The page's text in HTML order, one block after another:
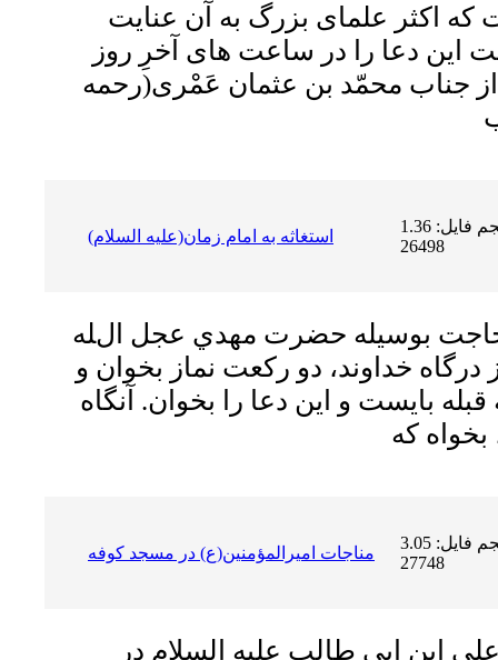
اکثر علماى بزرگ به آن عنایت
این دعا را در ساعت هاى آخرِ روز
از جناب محمّد بن عثمان عَمْرى(رحمه
استغاثه به امام زمان(علیه السلام)
حجم فایل: 1.36 MB | دریافت ها:
26498
بوسیله حضرت مهدي عجل الله
خداوند، دو رکعت نماز بخوان و
قبله بایست و اين دعا را بخوان. آنگاه
مناجات اميرالمؤمنين(ع) در مسجد كوفه
حجم فایل: 3.05 MB | دریافت ها:
27748
ابن ابي طالب عليه السلام در